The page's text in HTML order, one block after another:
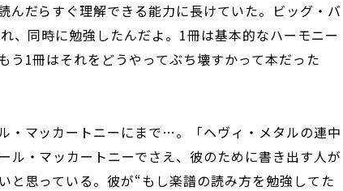
んだらすぐ理解できる能力に長けていた。ビッグ・バ
、同時に勉強したんだよ。1冊は基本的なハーモニー
う1冊はそれをどうやってぶち壊すかって本だった
・マッカートニーにまで…。「ヘヴィ・メタルの連中
ル・マッカートニーでさえ、彼のために書き出す人が
と思っている。彼が“もし楽譜の読み方を勉強してた